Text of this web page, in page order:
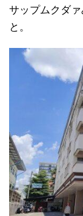
サップムクダ
と。